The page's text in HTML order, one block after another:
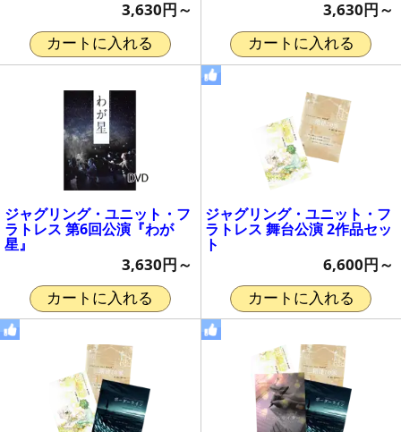
3,630円～
カートに入れる
3,630円～
カートに入れる
ジャグリング・ユニット・フ
ラトレス 第6回公演『わが
星』
3,630円～
カートに入れる
ジャグリング・ユニット・フ
ラトレス 舞台公演 2作品セッ
ト
6,600円～
カートに入れる